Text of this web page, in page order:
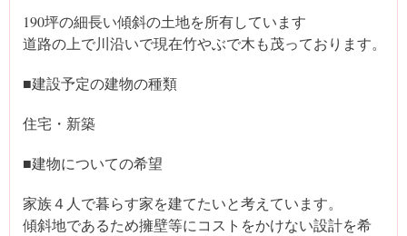
190坪の細長い傾斜の土地を所有しています
道路の上で川沿いで現在竹やぶで木も茂っております。
■建設予定の建物の種類
住宅・新築
■建物についての希望
家族４人で暮らす家を建てたいと考えています。
傾斜地であるため擁壁等にコストをかけない設計を希